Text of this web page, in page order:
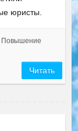
юристы.
Повышение
Читать